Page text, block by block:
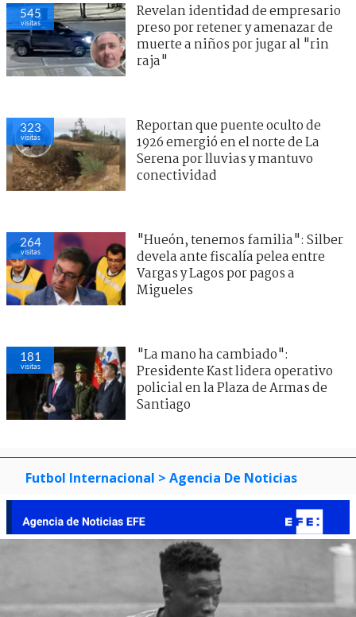
545
visitas
Revelan identidad de empresario
preso por retener y amenazar de
muerte a niños por jugar al "rin
raja"
323
visitas
Reportan que puente oculto de
1926 emergió en el norte de La
Serena por lluvias y mantuvo
conectividad
264
visitas
"Hueón, tenemos familia": Silber
devela ante fiscalía pelea entre
Vargas y Lagos por pagos a
Migueles
181
visitas
"La mano ha cambiado":
Presidente Kast lidera operativo
policial en la Plaza de Armas de
Santiago
Futbol Internacional > Agencia De Noticias